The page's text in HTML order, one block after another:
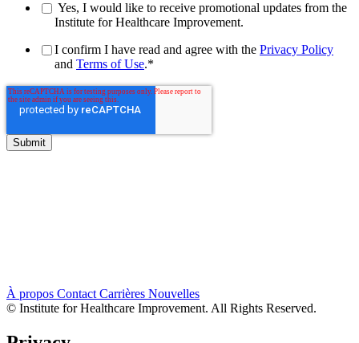
Yes, I would like to receive promotional updates from the
Institute for Healthcare Improvement.
I confirm I have read and agree with the Privacy Policy
and Terms of Use.*
À propos Contact Carrières Nouvelles
© Institute for Healthcare Improvement. All Rights Reserved.